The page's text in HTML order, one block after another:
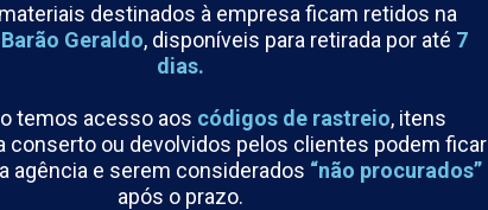
destinados à empresa ficam retidos na
Barão Geraldo, disponíveis para retirada por até 7
dias.
temos acesso aos códigos de rastreio, itens
conserto ou devolvidos pelos clientes podem ficar
agência e serem considerados “não procurados”
após o prazo.